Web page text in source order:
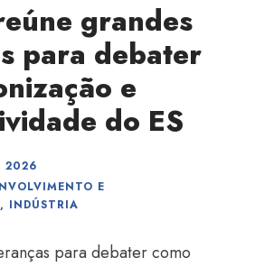
grandes
para debater
e
do ES
2026
E
, INDÚSTRIA
para debater como